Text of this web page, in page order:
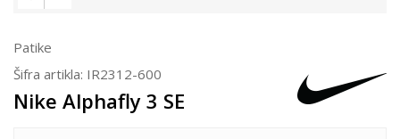
Patike
Šifra artikla: IR2312-600
Nike Alphafly 3 SE